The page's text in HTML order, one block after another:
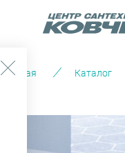
Главная Каталог